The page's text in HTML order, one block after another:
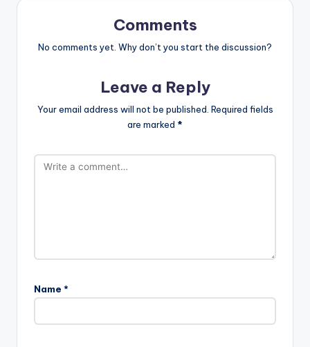
Comments
No comments yet. Why don’t you start the discussion?
Leave a Reply
Your email address will not be published. Required fields
are marked *
Name *